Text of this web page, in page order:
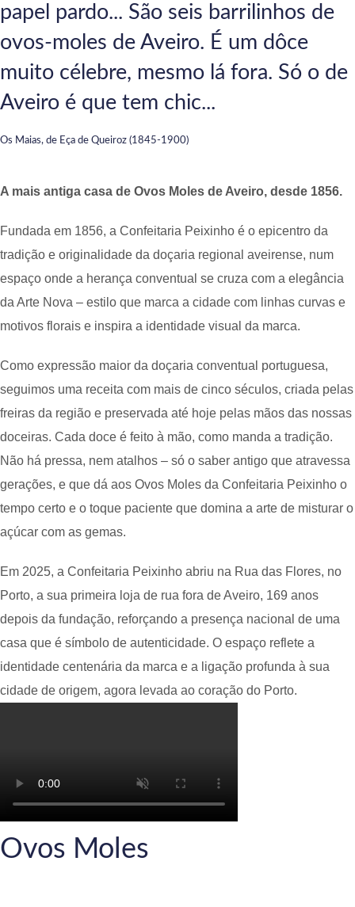
papel pardo... São seis barrilinhos de
ovos-moles de Aveiro. É um dôce
muito célebre, mesmo lá fora. Só o de
Aveiro é que tem chic...
Os Maias, de Eça de Queiroz (1845-1900)
A mais antiga casa de Ovos Moles de Aveiro, desde 1856.
Fundada em 1856, a Confeitaria Peixinho é o epicentro da
tradição e originalidade da doçaria regional aveirense, num
espaço onde a herança conventual se cruza com a elegância
da Arte Nova – estilo que marca a cidade com linhas curvas e
motivos florais e inspira a identidade visual da marca.
Como expressão maior da doçaria conventual portuguesa,
seguimos uma receita com mais de cinco séculos, criada pelas
freiras da região e preservada até hoje pelas mãos das nossas
doceiras. Cada doce é feito à mão, como manda a tradição.
Não há pressa, nem atalhos – só o saber antigo que atravessa
gerações, e que dá aos Ovos Moles da Confeitaria Peixinho o
tempo certo e o toque paciente que domina a arte de misturar o
açúcar com as gemas.
Em 2025, a Confeitaria Peixinho abriu na Rua das Flores, no
Porto, a sua primeira loja de rua fora de Aveiro, 169 anos
depois da fundação, reforçando a presença nacional de uma
casa que é símbolo de autenticidade. O espaço reflete a
identidade centenária da marca e a ligação profunda à sua
cidade de origem, agora levada ao coração do Porto.
Ovos Moles